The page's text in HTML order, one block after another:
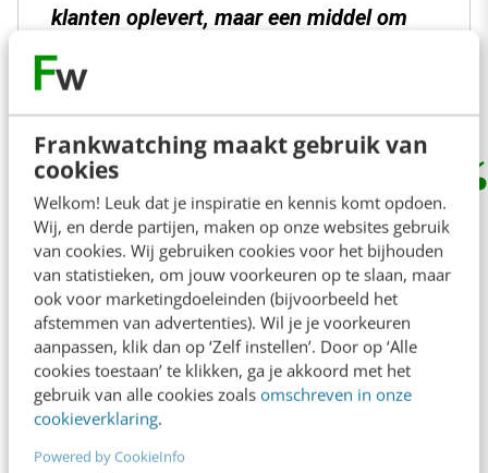
Frankwatching maakt gebruik van
cookies
Welkom! Leuk dat je inspiratie en kennis komt opdoen.
Wij, en derde partijen, maken op onze websites gebruik
van cookies. Wij gebruiken cookies voor het bijhouden
van statistieken, om jouw voorkeuren op te slaan, maar
ook voor marketingdoeleinden (bijvoorbeeld het
afstemmen van advertenties). Wil je je voorkeuren
aanpassen, klik dan op ‘Zelf instellen’. Door op ‘Alle
cookies toestaan’ te klikken, ga je akkoord met het
gebruik van alle cookies zoals omschreven in onze
cookieverklaring.
Powered by CookieInfo
klanten oplevert, maar een middel om
heel transparant vertrouwen op te
bouwen bij potentiële klanten.”
Lanting vindt dat organisaties niet veel anders
meer kunnen dan transparant zijn. Want anders
dwingt de buitenwereld ze er wel toe: “Niet-
open-zijn is gewoon geen optie meer.”
Verschillende bekende namen passeren
vervolgens de revue:
Jeff Jarvis, auteur